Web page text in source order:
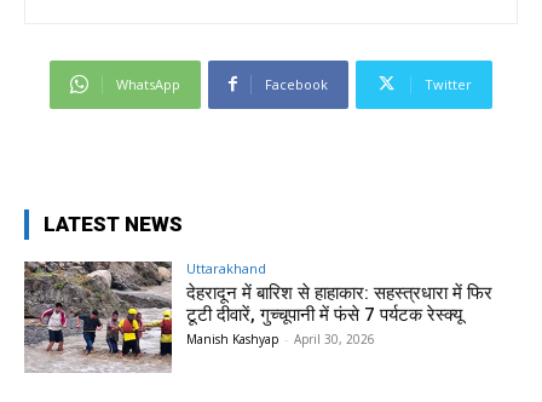
WhatsApp Facebook Twitter
LATEST NEWS
Uttarakhand
देहरादून में बारिश से हाहाकार: सहस्त्रधारा में फिर
टूटी दीवारें, गुच्चूपानी में फंसे 7 पर्यटक रेस्क्यू
Manish Kashyap - April 30, 2026